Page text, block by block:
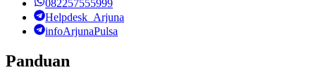
082257555999
Helpdesk_Arjuna
infoArjunaPulsa
Panduan